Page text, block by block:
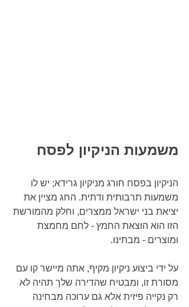
משמעות הניקיון לפסח
הניקיון בפסח חורג מניקיון גרידא; יש לו
משמעות תרבותית ודתית. החג מציין את
יציאת בני ישראל ממצרים, וחלק מהמורשת
הזו הוא הוצאת החמץ - לחם מחמצת
ומוצרים - מבתינו.
על ידי ביצוע ניקיון מקיף, אתה מיישר קו עם
מסורת זו, ומבטיח שהדירה שלך תהיה לא
רק נקייה פיזית אלא גם ערוכה מבחינה